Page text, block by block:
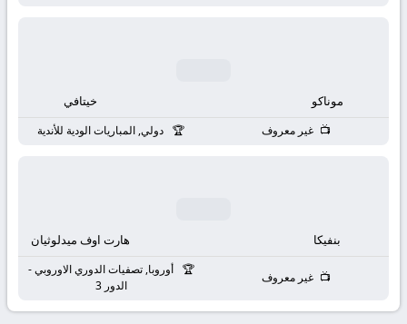
موناكو خيتافي
غير معروف دولي, المباريات الودية للأندية
بنفيكا هارت اوف ميدلوثيان
غير معروف
أوروبا, تصفيات الدوري الاوروبي -
الدور 3